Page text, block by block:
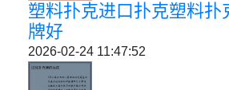
塑料扑克进口扑克塑料扑
牌好
2026-02-24 11:47:52